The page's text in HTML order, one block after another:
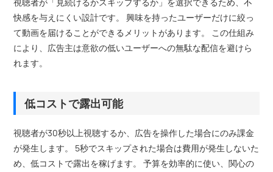
快感を与えにくい設計です。 興味を持ったユーザーだけに絞っ
て動画を届けることができるメリットがあります。 この仕組み
により、広告主は意欲の低いユーザーへの無駄な配信を避けら
れます。
低コストで露出可能
視聴者が30秒以上視聴するか、広告を操作した場合にのみ課金
が発生します。 5秒でスキップされた場合は費用が発生しないた
め、低コストで露出を稼げます。 予算を効率的に使い、関心の